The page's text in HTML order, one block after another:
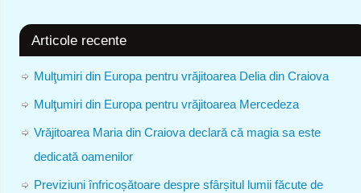
Articole recente
Mulţumiri din Europa pentru vrăjitoarea Delia din Craiova
Mulţumiri din Europa pentru vrăjitoarea Mercedeza
Vrăjitoarea Maria din Craiova declară că magia sa este
dedicată oamenilor
Previziuni înfricoșătoare despre sfârșitul lumii făcute de